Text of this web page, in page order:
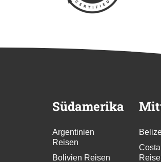
Südamerika
Argentinien
Reisen
Bolivien Reisen